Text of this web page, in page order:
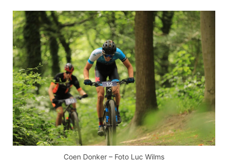
Coen Donker – Foto Luc Wilms